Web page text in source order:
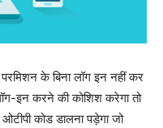
के बिना लॉग इन नहीं कर
इन करने की कोशिश करेगा तो
कोड डालना पड़ेगा जो